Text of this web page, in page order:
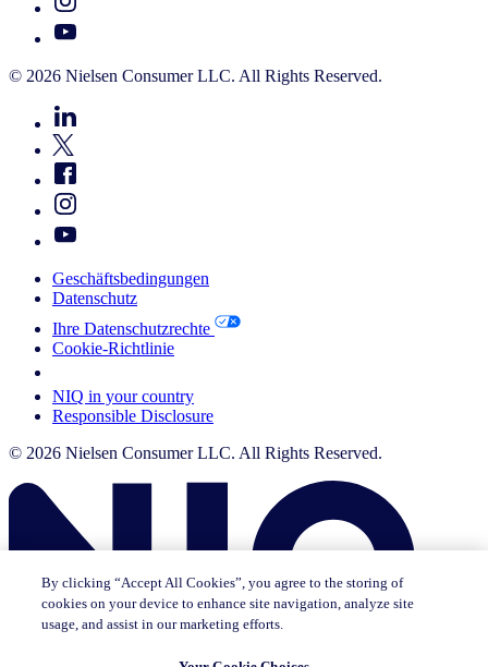
© 2026 Nielsen Consumer LLC. All Rights Reserved.
Geschäftsbedingungen
Datenschutz
Ihre Datenschutzrechte
Cookie-Richtlinie
NIQ in your country
Responsible Disclosure
© 2026 Nielsen Consumer LLC. All Rights Reserved.
By clicking “Accept All Cookies”, you agree to the storing of
cookies on your device to enhance site navigation, analyze site
usage, and assist in our marketing efforts.